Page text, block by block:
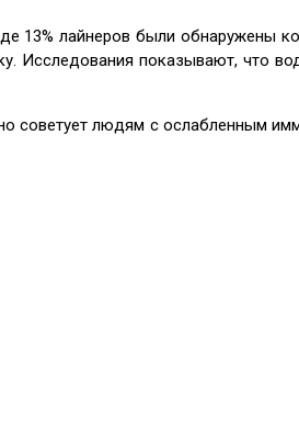
13% лайнеров были обнаружены
Исследования показывают, что
советует людям с ослабленным